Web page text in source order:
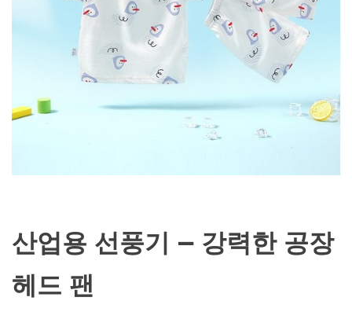
산업용 선풍기 – 강력한 공장
헤드 팬